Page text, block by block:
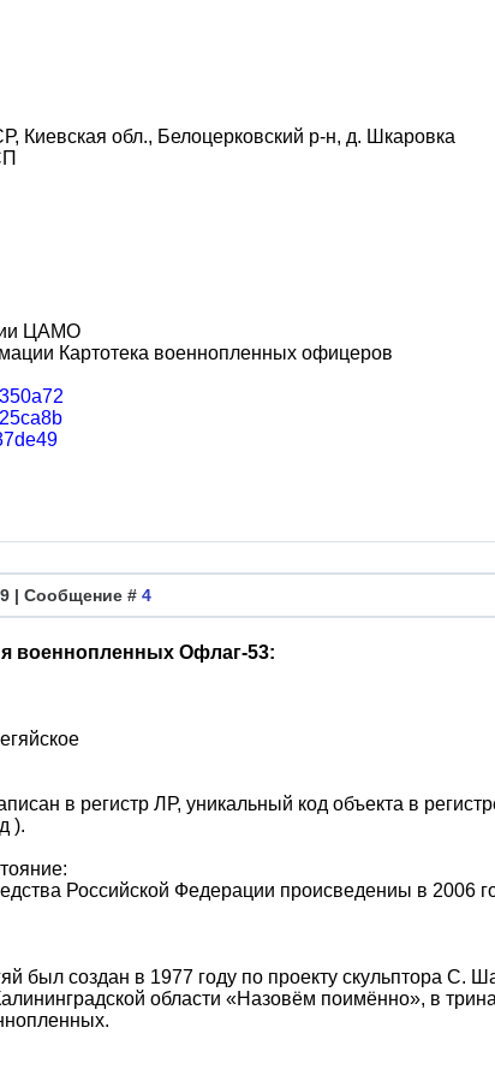
Киевская обл., Белоцерковский р-н, д. Шкаровка
ЦАМО
Картотека военнопленных офицеров
| Сообщение # 4
военнопленных Офлаг-53:
в регистр ЛР, уникальный код объекта в
).
Российской Федерации происведениы в 2006
был создан в 1977 году по проекту скульптора С.
области «Назовём поимённо», в